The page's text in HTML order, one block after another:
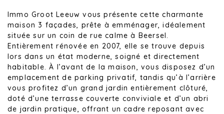
Immo Groot Leeuw vous présente cette charmante
maison 3 façades, prête à emménager, idéalement
située sur un coin de rue calme à Beersel.
Entièrement rénovée en 2007, elle se trouve depuis
lors dans un état moderne, soigné et directement
habitable. À l’avant de la maison, vous disposez d’un
emplacement de parking privatif, tandis qu’à l’arrière
vous profitez d’un grand jardin entièrement clôturé,
doté d’une terrasse couverte conviviale et d’un abri
de jardin pratique, offrant un cadre reposant avec